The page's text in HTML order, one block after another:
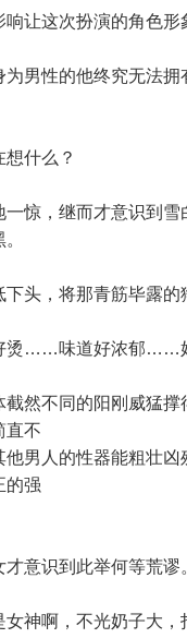
这次扮演的角色形
性的他终究无法拥
什么？
，继而才意识到雪
，将那青筋毕露的
……味道好浓郁……
不同的阳刚威猛撑
直不
他男人的性器能粗壮凶
的强
识到此举何等荒谬
啊，不光奶子大，